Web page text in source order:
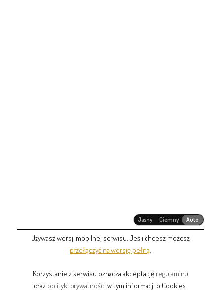
Jasny Ciemny Auto
Używasz wersji mobilnej serwisu. Jeśli chcesz możesz
przełączyć na wersję pełną
Korzystanie z serwisu oznacza akceptację regulaminu
oraz polityki prywatności w tym informacji o Cookies.